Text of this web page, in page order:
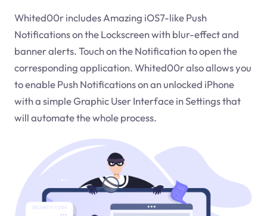
Whited00r includes Amazing iOS7-like Push
Notifications on the Lockscreen with blur-effect and
banner alerts. Touch on the Notification to open the
corresponding application. Whited00r also allows you
to enable Push Notifications on an unlocked iPhone
with a simple Graphic User Interface in Settings that
will automate the whole process.